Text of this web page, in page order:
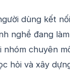
dùng kết
nghề đang
nhóm chuyên
hỏi và xây